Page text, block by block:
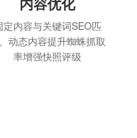
定内容与关键词SEO匹
动态内容提升蜘蛛抓取
率增强快照评级